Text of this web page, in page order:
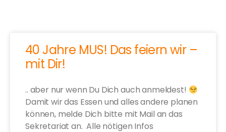
40 Jahre MUS! Das feiern wir –
mit Dir!
.. aber nur wenn Du Dich auch anmeldest!
Damit wir das Essen und alles andere planen
können, melde Dich bitte mit Mail an das
Sekretariat an. Alle nötigen Infos